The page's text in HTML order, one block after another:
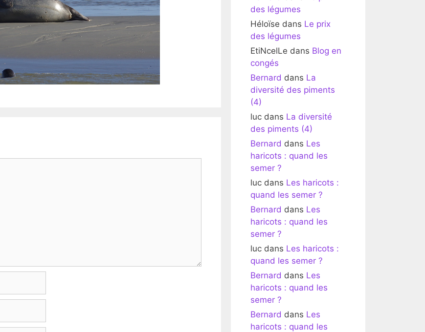
des légumes
Héloïse dans Le prix
des légumes
EtiNcelLe dans Blog en
congés
Bernard dans La
diversité des piments
(4)
luc dans La diversité
des piments (4)
Bernard dans Les
haricots : quand les
semer ?
luc dans Les haricots :
quand les semer ?
Bernard dans Les
haricots : quand les
semer ?
luc dans Les haricots :
quand les semer ?
Bernard dans Les
haricots : quand les
semer ?
Bernard dans Les
haricots : quand les